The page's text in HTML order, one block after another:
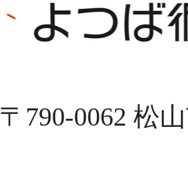
〒790-0062 松